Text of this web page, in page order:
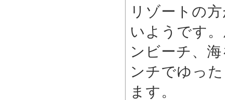
リゾートの
いようです
ンビーチ、
ンチでゆっ
ます。